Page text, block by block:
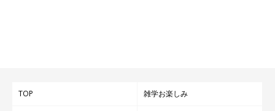
TOP 雑学お楽しみ